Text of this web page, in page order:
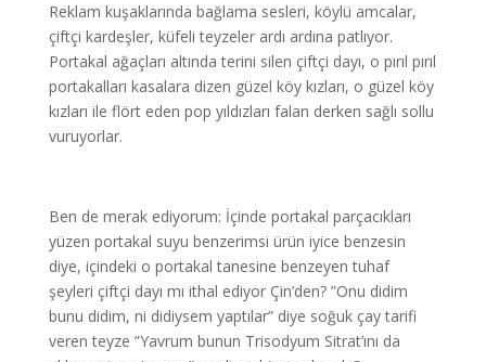
Reklam kuşaklarında bağlama sesleri, köylü amcalar,
çiftçi kardeşler, küfeli teyzeler ardı ardına patlıyor.
Portakal ağaçları altında terini silen çiftçi dayı, o pırıl pırıl
portakalları kasalara dizen güzel köy kızları, o güzel köy
kızları ile flört eden pop yıldızları falan derken sağlı sollu
vuruyorlar.
Ben de merak ediyorum: İçinde portakal parçacıkları
yüzen portakal suyu benzerimsi ürün iyice benzesin
diye, içindeki o portakal tanesine benzeyen tuhaf
şeyleri çiftçi dayı mı ithal ediyor Çin’den? ”Onu didim
bunu didim, ni didiysem yaptılar” diye soğuk çay tarifi
veren teyze ”Yavrum bunun Trisodyum Sitrat’ını da